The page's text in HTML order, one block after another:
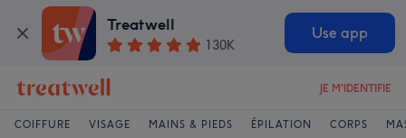
Treatwell
130K
Use app
JE M'IDENTIFIE
COIFFURE VISAGE MAINS & PIEDS ÉPILATION CORPS